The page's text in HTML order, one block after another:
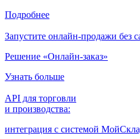
Подробнее
Запустите онлайн-продажи без
Решение «Онлайн-заказ»
Узнать больше
API для торговли
и производства:
интеграция с системой